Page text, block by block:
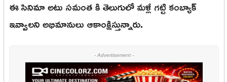
ఈ సినిమా అటు సమంత కి తెలుగులో మళ్లీ గట్టి కంబ్యాక్
ఇవ్వాలని అభిమానులు ఆకాంక్షిస్తున్నారు.
- Advertisement -